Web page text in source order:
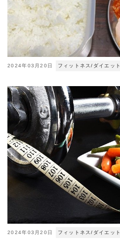
2024年03月20日 フィットネス/ダイエット
2024年03月20日 フィットネス/ダイエット